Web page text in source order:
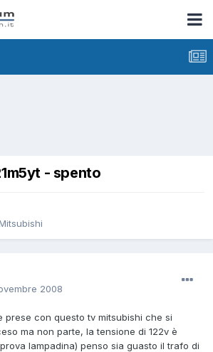
- spento
2008
prese con questo tv mitsubishi che si
ma non parte, la tensione di 122v è
lampadina) penso sia guasto il trafo di